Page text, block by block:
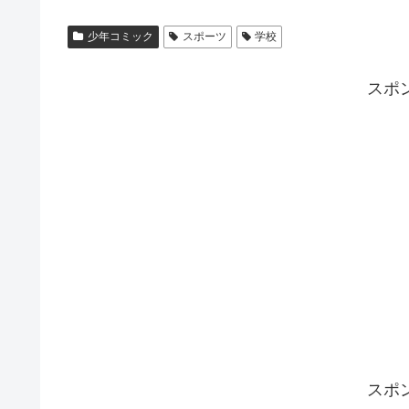
少年コミック スポーツ 学校
スポ
スポ